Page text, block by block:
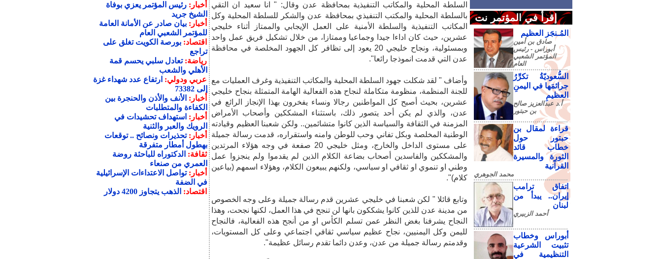
إقرأ في المؤتمر نت
المُـنجَز العظيم
صادق‮ ‬بن‮ ‬أمين‮
‬أبوراس - رئيس‮
‬المؤتمر‮ ‬الشعبي‮
‬العام
السُّعوديّةُ تكرِّرُ
جرائمَها في اليمنِ
العظيمِ
أ.د عبدالعزيز صالح
بن حبتور
قراءة لمقال بن
حبتور حول
خطاب قائد
الثورة والمسيرة
القرآنية
محمد الجوهري
اتفاق ترامب
إيران.. يبدأ من
لبنان
أحمد الزبيري
أبوراس وخطاب
تثبيت الشرعية
التنظيمية في
السلطة المحلية والمكاتب التنفيذية بمحافظة عدن وقال: " انا سعيد ان التقي
بالسلطة المحلية والمكتب التنفيذي بمحافظة عدن والشكر للسلطة المحلية وكل
المكاتب التنفيذية والسلطة الأمنية على العمل الإيجابي والممتاز أثناء خليجي
عشرين، حيث كان اداءا جيدا وجماعيا وممتازا، من خلال تشكيل فريق عمل واحد
وبمسئولية، ونجاح خليجي 20 يعود إلى تظافر كل الجهود المخلصة في محافظة
عدن التي قدمت انموذجا رائعا".
وأضاف " لقد شكلت جهود السلطة المحلية والمكاتب التنفيذية وغرف العمليات مع
للجنة المنظمة، منظومة متكاملة لنجاح هذه الفعالية الهامة المتمثلة بنجاح خليجي
عشرين، بحيث أصبح كل المواطنين رجالا ونساء يفخرون بهذا الإنجاز الرائع في
عدن، والذي لم يكن أحد يتصور ذلك، باستثناء المشككين وأصحاب الأمراض
المزمنة في الثقافة والسياسة الذين كانوا متشائمين.. ولكن شعبنا العظيم وقيادته
الوطنية المخلصة وبكل تفاني وحب للوطن وامنه واستقراره، قدمت رسالة جميلة
على مستوى الداخل والخارج، ومثل خليجي 20 صفعة في وجه هؤلاء المرتدين
والمشككين والفاسدين أصحاب بضاعة الكلام الذين لم يقدموا ولم ينجزوا عمل
وطني او تنموي او ثقافي او سياسي، ولكنهم يبيعون الكلام، وهؤلاء اسمهم (بياعين
كلام)".
وتابع قائلا " لكن شعبنا في خليجي عشرين قدم رسالة جميلة وعلى وجه الخصوص
من مدينة عدن للذين كانوا يشككون بانها لن تنجح في هذا العمل، لكنها نجحت، وهذا
النجاح يشرفنا بغض النظر عمن تسلم الكأس او من أنجح هذه الفعالية، فالنجاح
لليمن وكل اليمنيين، نجاح عظيم سياسي ثقافي اجتماعي وعلى كل المستويات،
وقدمتم رسالة جميلة من عدن، وعدن دائما تقدم رسائل عظيمة".
أخبار:رئيس المؤتمر يعزي بوفاة
الشيخ جريد
أخبار:بيان صادر عن الأمانة العامة
للمؤتمر الشعبي العام
اقتصاد:بورصة الكويت تغلق على
تراجع
رياضة:تعادل سلبي يحسم قمة
الأهلي والشعب
عربي ودولي: ارتفاع عدد شهداء غزة
إلى 73382
أخبار: الأنف والأذن والحنجرة بين
الكفاءة والمتطلبات
أخبار: استهداف تحشيدات في
الرويك والعبر والثنية
أخبار:تحذيرات ونصائح .. توقعات
بهطول أمطار متفرقة
ثقافة: الدكتوراه للباحثة روضة
العمري من صنعاء
أخبار:تواصل الاعتداءات الإسرائيلية
في الضفة
اقتصاد: الذهب يتجاوز 4200 دولار